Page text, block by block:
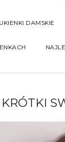
DAMSKIE